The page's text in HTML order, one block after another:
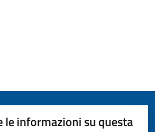
le informazioni su questa